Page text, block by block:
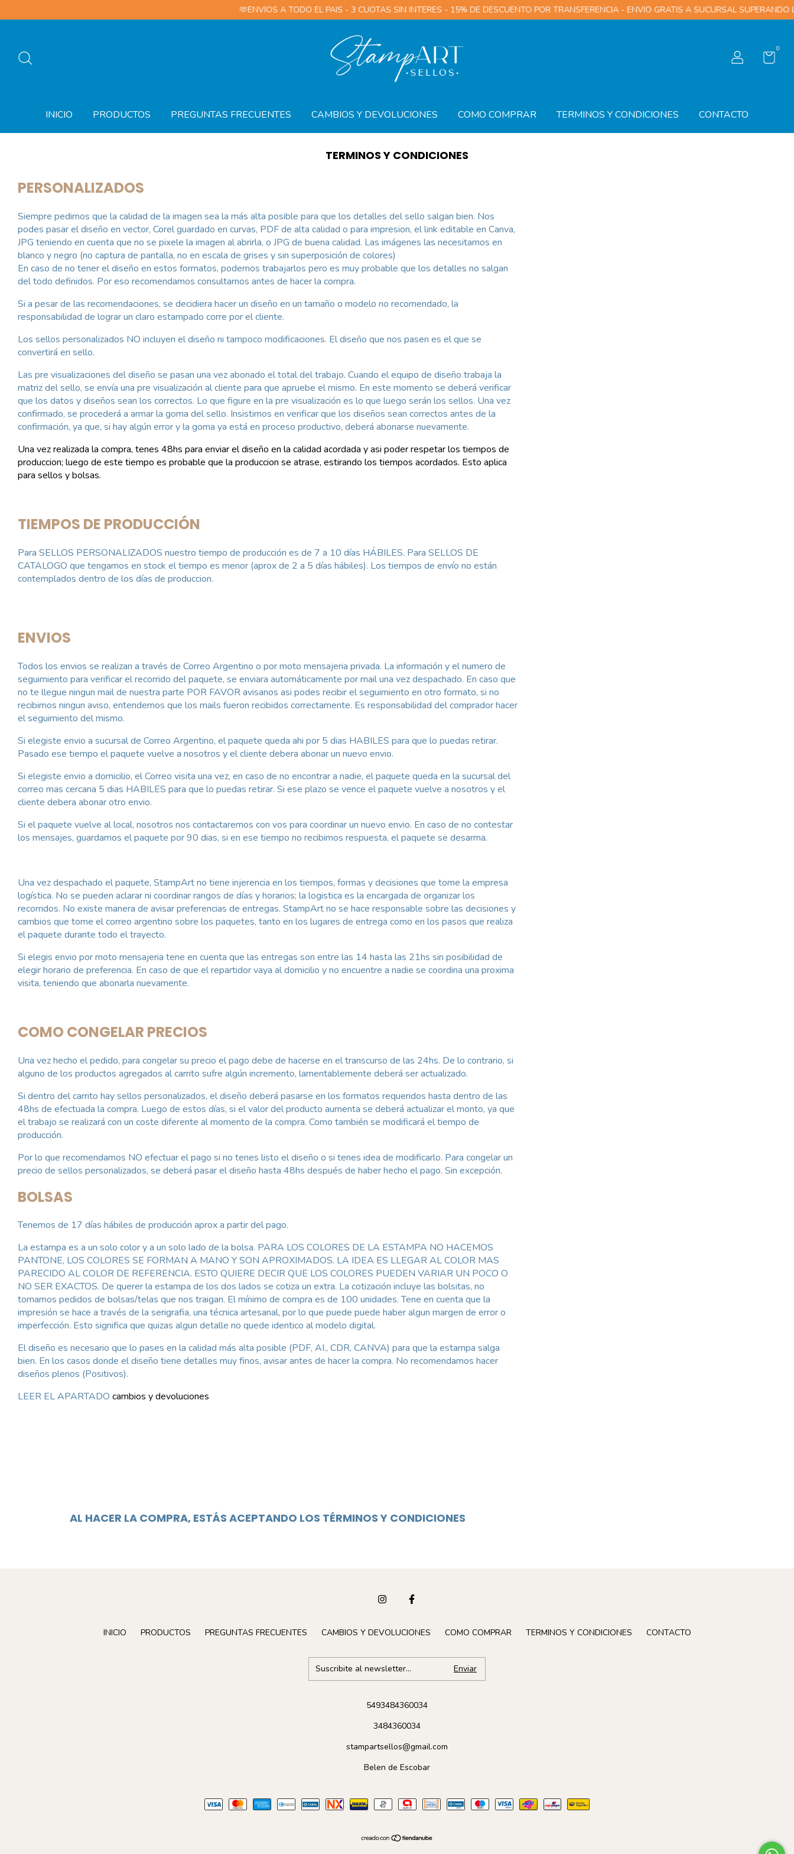
🫶ENVIOS A TODO EL PAIS - 3 CUOTAS SIN INTERES - 15% DE DESCUENTO POR TRANSFERENCIA - ENVIO GRATIS A SUCURSAL SUPERANDO LOS
0
INICIO PRODUCTOS PREGUNTAS FRECUENTES CAMBIOS Y DEVOLUCIONES COMO COMPRAR TERMINOS Y CONDICIONES CONTACTO
TERMINOS Y CONDICIONES
PERSONALIZADOS
Siempre pedimos que la calidad de la imagen sea la más alta posible para que los detalles del sello salgan bien. Nos
podes pasar el diseño en vector, Corel guardado en curvas, PDF de alta calidad o para impresion, el link editable en Canva,
JPG teniendo en cuenta que no se pixele la imagen al abrirla, o JPG de buena calidad. Las imágenes las necesitamos en
blanco y negro (no captura de pantalla, no en escala de grises y sin superposición de colores)
En caso de no tener el diseño en estos formatos, podemos trabajarlos pero es muy probable que los detalles no salgan
del todo definidos. Por eso recomendamos consultarnos antes de hacer la compra.
Si a pesar de las recomendaciones, se decidiera hacer un diseño en un tamaño o modelo no recomendado, la
responsabilidad de lograr un claro estampado corre por el cliente.
Los sellos personalizados NO incluyen el diseño ni tampoco modificaciones. El diseño que nos pasen es el que se
convertirá en sello.
Las pre visualizaciones del diseño se pasan una vez abonado el total del trabajo. Cuando el equipo de diseño trabaja la
matriz del sello, se envía una pre visualización al cliente para que apruebe el mismo. En este momento se deberá verificar
que los datos y diseños sean los correctos. Lo que figure en la pre visualización es lo que luego serán los sellos. Una vez
confirmado, se procederá a armar la goma del sello. Insistimos en verificar que los diseños sean correctos antes de la
confirmación, ya que, si hay algún error y la goma ya está en proceso productivo, deberá abonarse nuevamente.
Una vez realizada la compra, tenes 48hs para enviar el diseño en la calidad acordada y asi poder respetar los tiempos de
produccion; luego de este tiempo es probable que la produccion se atrase, estirando los tiempos acordados. Esto aplica
para sellos y bolsas.
TIEMPOS DE PRODUCCIÓN
Para SELLOS PERSONALIZADOS nuestro tiempo de producción es de 7 a 10 días HÁBILES. Para SELLOS DE
CATALOGO que tengamos en stock el tiempo es menor (aprox de 2 a 5 días hábiles). Los tiempos de envío no están
contemplados dentro de los días de produccion.
ENVIOS
Todos los envios se realizan a través de Correo Argentino o por moto mensajeria privada. La información y el numero de
seguimiento para verificar el recorrido del paquete, se enviara automáticamente por mail una vez despachado. En caso que
no te llegue ningun mail de nuestra parte POR FAVOR avisanos asi podes recibir el seguimiento en otro formato, si no
recibimos ningun aviso, entendemos que los mails fueron recibidos correctamente. Es responsabilidad del comprador hacer
el seguimiento del mismo.
Si elegiste envio a sucursal de Correo Argentino, el paquete queda ahi por 5 dias HABILES para que lo puedas retirar.
Pasado ese tiempo el paquete vuelve a nosotros y el cliente debera abonar un nuevo envio.
Si elegiste envio a domicilio, el Correo visita una vez, en caso de no encontrar a nadie, el paquete queda en la sucursal del
correo mas cercana 5 dias HABILES para que lo puedas retirar. Si ese plazo se vence el paquete vuelve a nosotros y el
cliente debera abonar otro envio.
Si el paquete vuelve al local, nosotros nos contactaremos con vos para coordinar un nuevo envio. En caso de no contestar
los mensajes, guardamos el paquete por 90 dias, si en ese tiempo no recibimos respuesta, el paquete se desarma.
Una vez despachado el paquete, StampArt no tiene injerencia en los tiempos, formas y decisiones que tome la empresa
logística. No se pueden aclarar ni coordinar rangos de días y horarios; la logistica es la encargada de organizar los
recorridos. No existe manera de avisar preferencias de entregas. StampArt no se hace responsable sobre las decisiones y
cambios que tome el correo argentino sobre los paquetes, tanto en los lugares de entrega como en los pasos que realiza
el paquete durante todo el trayecto.
Si elegis envio por moto mensajeria tene en cuenta que las entregas son entre las 14 hasta las 21hs sin posibilidad de
elegir horario de preferencia. En caso de que el repartidor vaya al domicilio y no encuentre a nadie se coordina una proxima
visita, teniendo que abonarla nuevamente.
COMO CONGELAR PRECIOS
Una vez hecho el pedido, para congelar su precio el pago debe de hacerse en el transcurso de las 24hs. De lo contrario, si
alguno de los productos agregados al carrito sufre algún incremento, lamentablemente deberá ser actualizado.
Si dentro del carrito hay sellos personalizados, el diseño deberá pasarse en los formatos requeridos hasta dentro de las
48hs de efectuada la compra. Luego de estos días, si el valor del producto aumenta se deberá actualizar el monto, ya que
el trabajo se realizará con un coste diferente al momento de la compra. Como también se modificará el tiempo de
producción.
Por lo que recomendamos NO efectuar el pago si no tenes listo el diseño o si tenes idea de modificarlo. Para congelar un
precio de sellos personalizados, se deberá pasar el diseño hasta 48hs después de haber hecho el pago. Sin excepción.
BOLSAS
Tenemos de 17 días hábiles de producción aprox a partir del pago.
La estampa es a un solo color y a un solo lado de la bolsa. PARA LOS COLORES DE LA ESTAMPA NO HACEMOS
PANTONE, LOS COLORES SE FORMAN A MANO Y SON APROXIMADOS. LA IDEA ES LLEGAR AL COLOR MAS
PARECIDO AL COLOR DE REFERENCIA. ESTO QUIERE DECIR QUE LOS COLORES PUEDEN VARIAR UN POCO O
NO SER EXACTOS. De querer la estampa de los dos lados se cotiza un extra. La cotización incluye las bolsitas, no
tomamos pedidos de bolsas/telas que nos traigan. El mínimo de compra es de 100 unidades. Tene en cuenta que la
impresión se hace a través de la serigrafia, una técnica artesanal, por lo que puede puede haber algun margen de error o
imperfección. Esto significa que quizas algun detalle no quede identico al modelo digital.
El diseño es necesario que lo pases en la calidad más alta posible (PDF, AI., CDR, CANVA) para que la estampa salga
bien. En los casos donde el diseño tiene detalles muy finos, avisar antes de hacer la compra. No recomendamos hacer
diseños plenos (Positivos).
LEER EL APARTADO cambios y devoluciones
AL HACER LA COMPRA, ESTÁS ACEPTANDO LOS TÉRMINOS Y CONDICIONES
INICIO PRODUCTOS PREGUNTAS FRECUENTES CAMBIOS Y DEVOLUCIONES COMO COMPRAR TERMINOS Y CONDICIONES CONTACTO
5493484360034
3484360034
stampartsellos@gmail.com
Belen de Escobar